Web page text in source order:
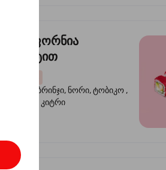
კალიფორნია
კრევეტით
კრევეტი, ბრინჯი, ნორი, ტობიკო ,
ავოკადო, კიტრი